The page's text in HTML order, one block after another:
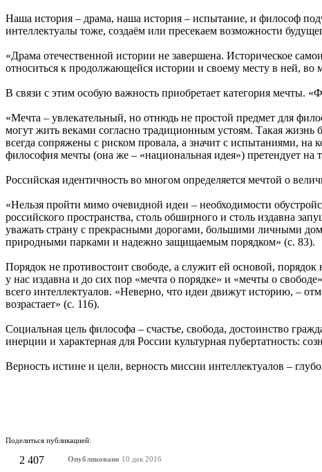
Наша история – драма, наша история – испытание, и философ
интеллектуалы тоже, создаём или пресекаем возможности
«Драма отечественной истории не завершена. Историческое
относиться к продолжающейся истории и своему месту в ней, во
В связи с этим особую важность приобретает категория мечты.
«Мечта – увлекательный, но отнюдь не простой предмет для
могут жить веками согласно традиционным устоям. Такая
всегда сопряжены с риском провала, а значит с испытаниями,
философия мечты (она же – «национальная идея») претендует
Российская идентичность во многом определяется мечтой о
«Нельзя пройти мимо очевидной идеи – необходимости
российского пространства, столь обширного и столь издавна
уважать страну с прекрасными дорогами, большими личными
природными парками и надежно защищаемым порядком» (с. 83).
Порядок не противостоит свободе, а служит ей основой, порядок
у нас издавна и до сих пор «мечта о порядке» и «мечты о
всего интеллектуалов. «Неверно, что идеи движут историю, –
возрастает» (с. 116).
Социальная цель философа – счастье, свобода, достоинство
инерции и характерная для России культурная пубертатность:
Верность истине и цели, верность миссии интеллектуалов –
Поделиться публикацией:
2 407 Опубликовано 10 дек 2016